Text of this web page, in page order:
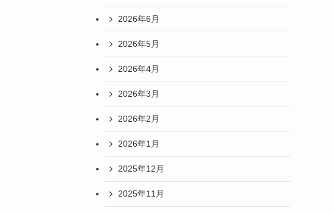
2026年6月
2026年5月
2026年4月
2026年3月
2026年2月
2026年1月
2025年12月
2025年11月